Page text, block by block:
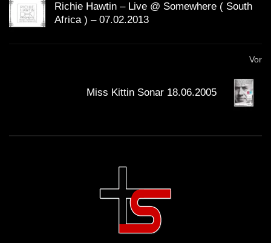
Richie Hawtin – Live @ Somewhere ( South
Africa ) – 07.02.2013
Vor
Miss Kittin Sonar 18.06.2005